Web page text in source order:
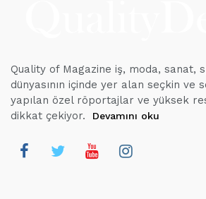
Quality of Magazine iş, moda, sanat,
dünyasının içinde yer alan seçkin ve
yapılan özel röportajlar ve yüksek
dikkat çekiyor.
Devamını oku